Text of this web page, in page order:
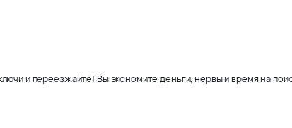
и переезжайте! Вы экономите деньги, нервы и время на